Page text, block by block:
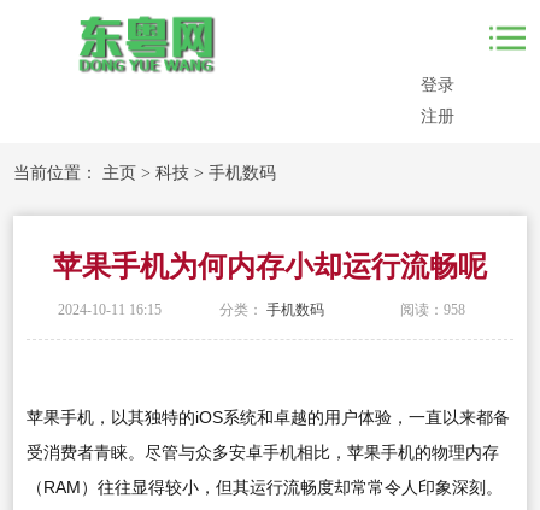
登录
注册
当前位置： 主页 >科技 >手机数码
苹果手机为何内存小却运行流畅呢
2024-10-11 16:15 分类：手机数码 阅读：958
苹果手机，以其独特的iOS系统和卓越的用户体验，一直以来都备
受消费者青睐。尽管与众多安卓手机相比，苹果手机的物理内存
（RAM）往往显得较小，但其运行流畅度却常常令人印象深刻。